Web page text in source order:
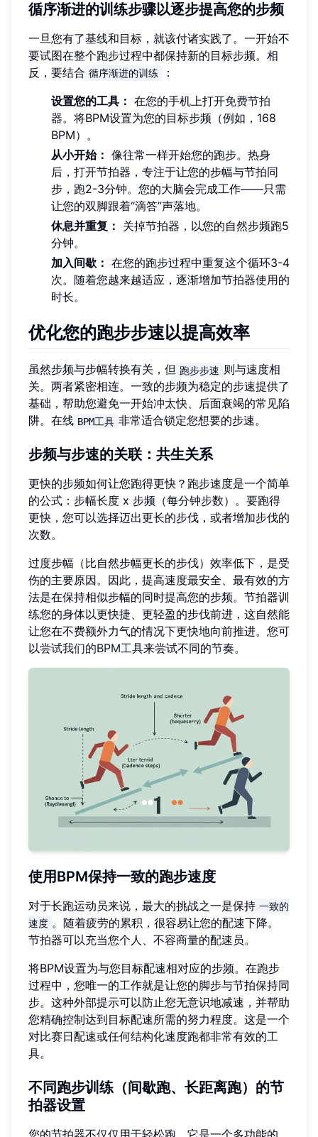
循序渐进的训练步骤以逐步提高您的步频
一旦您有了基线和目标，就该付诸实践了。一开始不
要试图在整个跑步过程中都保持新的目标步频。相
反，要结合 循序渐进的训练
：
设置您的工具： 在您的手机上打开免费节拍
器。将BPM设置为您的目标步频（例如，168
BPM）。
从小开始： 像往常一样开始您的跑步。热身
后，打开节拍器，专注于让您的步幅与节拍同
步，跑2-3分钟。您的大脑会完成工作——只需
让您的双脚跟着“滴答”声落地。
休息并重复： 关掉节拍器，以您的自然步频跑5
分钟。
加入间歇： 在您的跑步过程中重复这个循环3-4
次。随着您越来越适应，逐渐增加节拍器使用的
时长。
优化您的跑步步速以提高效率
虽然步频与步幅转换有关，但 跑步步速 则与速度相
关。两者紧密相连。一致的步频为稳定的步速提供了
基础，帮助您避免一开始冲太快、后面衰竭的常见陷
阱。在线 BPM工具 非常适合锁定您想要的步速。
步频与步速的关联：共生关系
更快的步频如何让您跑得更快？跑步速度是一个简单
的公式：步幅长度 x 步频（每分钟步数）。要跑得
更快，您可以选择迈出更长的步伐，或者增加步伐的
次数。
过度步幅（比自然步幅更长的步伐）效率低下，是受
伤的主要原因。因此，提高速度最安全、最有效的方
法是在保持相似步幅的同时提高您的步频。节拍器训
练您的身体以更快捷、更轻盈的步伐前进，这自然能
让您在不费额外力气的情况下更快地向前推进。您可
以尝试我们的BPM工具来尝试不同的节奏。
使用BPM保持一致的跑步速度
对于长跑运动员来说，最大的挑战之一是保持 一致的
速度 。随着疲劳的累积，很容易让您的配速下降。
节拍器可以充当您个人、不容商量的配速员。
将BPM设置为与您目标配速相对应的步频。在跑步
过程中，您唯一的工作就是让您的脚步与节拍保持同
步。这种外部提示可以防止您无意识地减速，并帮助
您精确控制达到目标配速所需的努力程度。这是一个
对比赛日配速或任何结构化速度跑都非常有效的工
具。
不同跑步训练（间歇跑、长距离跑）的节
拍器设置
您的节拍器不仅仅用于轻松跑。它是一个多功能的